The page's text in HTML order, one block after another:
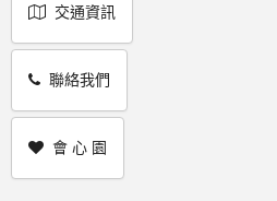
交通資訊
聯絡我們
會 心 園